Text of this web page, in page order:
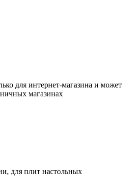
для интернет-магазина и может
магазинах
для плит настольных